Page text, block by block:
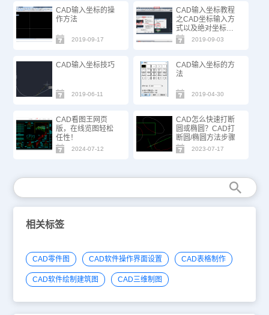
CAD输入坐标的操
作方法
2019-09-17
CAD输入坐标教程
之CAD坐标输入方
式以及绝对坐标相
对坐标的区别
2019-09-03
CAD输入坐标技巧
2019-06-11
CAD输入坐标的方
法
2019-04-30
CAD看图王网页
版，在线览图轻松
任性！
2024-07-12
CAD怎么快速打断
圆或椭圆？CAD打
断圆/椭圆方法步骤
2023-07-17
相关标签
CAD零件图 CAD软件操作界面设置 CAD表格制作
CAD软件绘制建筑图 CAD三维制图